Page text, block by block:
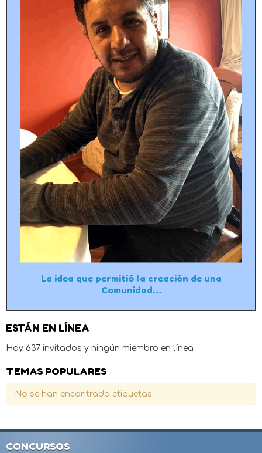
La idea que permitió la creación de una
Comunidad…
ESTÁN EN LÍNEA
Hay 637 invitados y ningún miembro en línea
TEMAS POPULARES
No se han encontrado etiquetas.
CONCURSOS